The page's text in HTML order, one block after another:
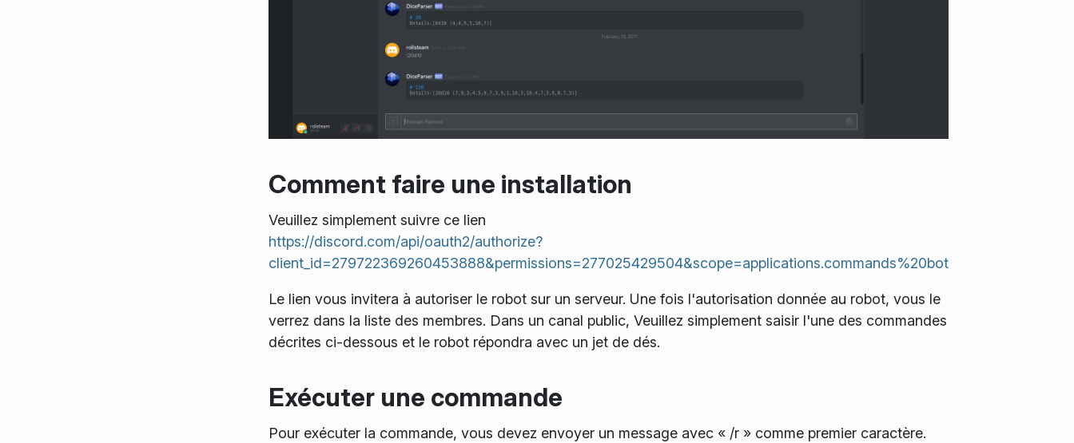
Comment faire une installation
Veuillez simplement suivre ce lien
https://discord.com/api/oauth2/authorize?
client_id=279722369260453888&permissions=277025429504&scope=applications.commands%20bot
Le lien vous invitera à autoriser le robot sur un serveur. Une fois l'autorisation donnée au robot, vous le
verrez dans la liste des membres. Dans un canal public, Veuillez simplement saisir l'une des commandes
décrites ci-dessous et le robot répondra avec un jet de dés.
Exécuter une commande
Pour exécuter la commande, vous devez envoyer un message avec « /r » comme premier caractère.